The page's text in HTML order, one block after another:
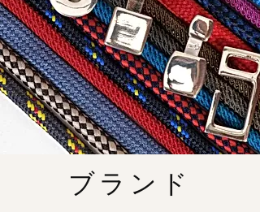
ブランド